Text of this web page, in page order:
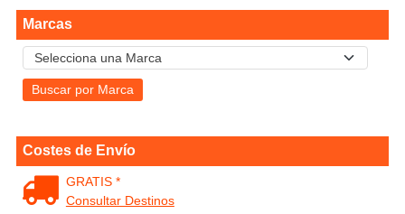
Marcas
Costes de Envío
GRATIS *
Consultar Destinos